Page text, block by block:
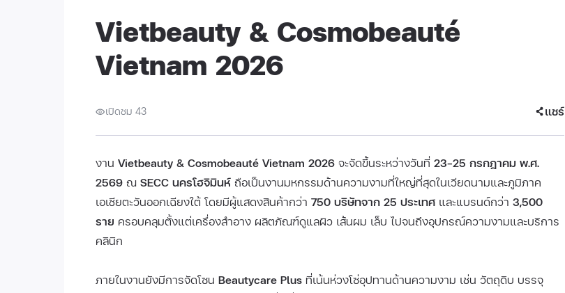
Vietbeauty & Cosmobeauté
Vietnam 2026
เปิดชม 43 แชร์
งาน Vietbeauty & Cosmobeauté Vietnam 2026 จะจัดขึ้นระหว่างวันที่ 23–25 กรกฎาคม พ.ศ.
2569 ณ SECC นครโฮจิมินห์ ถือเป็นงานมหกรรมด้านความงามที่ใหญ่ที่สุดในเวียดนามและภูมิภาค
เอเชียตะวันออกเฉียงใต้ โดยมีผู้แสดงสินค้ากว่า 750 บริษัทจาก 25 ประเทศ และแบรนด์กว่า 3,500
ราย ครอบคลุมตั้งแต่เครื่องสำอาง ผลิตภัณฑ์ดูแลผิว เส้นผม เล็บ ไปจนถึงอุปกรณ์ความงามและบริการ
คลินิก
ภายในงานยังมีการจัดโซน Beautycare Plus ที่เน้นห่วงโซ่อุปทานด้านความงาม เช่น วัตถุดิบ บรรจุ